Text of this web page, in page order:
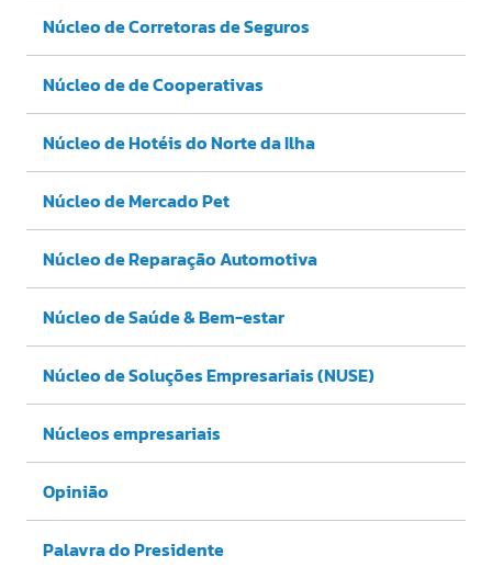
Núcleo de Corretoras de Seguros
Núcleo de de Cooperativas
Núcleo de Hotéis do Norte da Ilha
Núcleo de Mercado Pet
Núcleo de Reparação Automotiva
Núcleo de Saúde & Bem-estar
Núcleo de Soluções Empresariais (NUSE)
Núcleos empresariais
Opinião
Palavra do Presidente